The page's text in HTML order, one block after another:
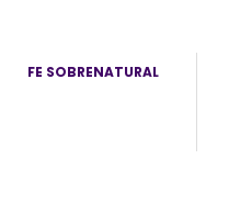
FE SOBRENATURAL